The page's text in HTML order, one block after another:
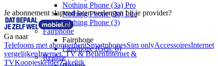
Nothing Phone (3a) Pro
Nothing Phone (3a) Lite
Nothing Phone (3)
Fairphone
Fairphone
Fairphone (Gen. 6)
Realme
Je abonnement slapend laten verlengen bij je provider?
Ga naar
Telefoons met abonnementSmartphonesSim onlyAccessoiresInternet
vergelijkenInternet, TV & BellenInternet &
TVKoopjeskelderZakelijk